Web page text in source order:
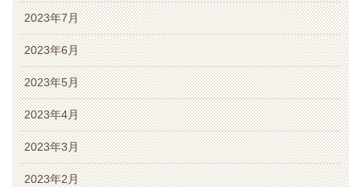
2023年7月
2023年6月
2023年5月
2023年4月
2023年3月
2023年2月